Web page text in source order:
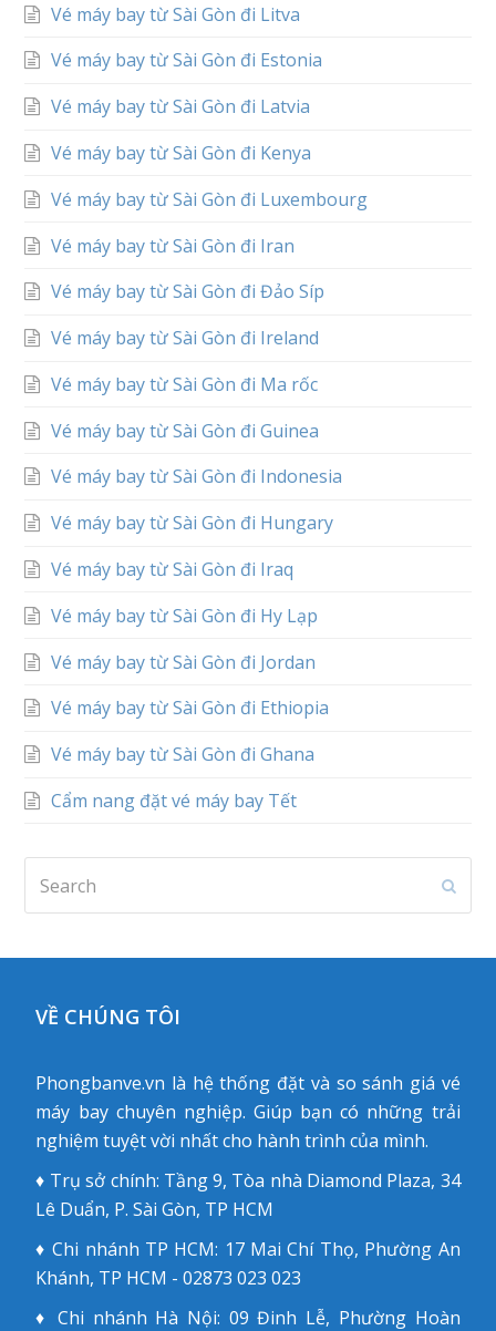
Vé máy bay từ Sài Gòn đi Litva
Vé máy bay từ Sài Gòn đi Estonia
Vé máy bay từ Sài Gòn đi Latvia
Vé máy bay từ Sài Gòn đi Kenya
Vé máy bay từ Sài Gòn đi Luxembourg
Vé máy bay từ Sài Gòn đi Iran
Vé máy bay từ Sài Gòn đi Đảo Síp
Vé máy bay từ Sài Gòn đi Ireland
Vé máy bay từ Sài Gòn đi Ma rốc
Vé máy bay từ Sài Gòn đi Guinea
Vé máy bay từ Sài Gòn đi Indonesia
Vé máy bay từ Sài Gòn đi Hungary
Vé máy bay từ Sài Gòn đi Iraq
Vé máy bay từ Sài Gòn đi Hy Lạp
Vé máy bay từ Sài Gòn đi Jordan
Vé máy bay từ Sài Gòn đi Ethiopia
Vé máy bay từ Sài Gòn đi Ghana
Cẩm nang đặt vé máy bay Tết
VỀ CHÚNG TÔI
Phongbanve.vn là hệ thống đặt và so sánh giá vé
máy bay chuyên nghiệp. Giúp bạn có những trải
nghiệm tuyệt vời nhất cho hành trình của mình.
♦ Trụ sở chính: Tầng 9, Tòa nhà Diamond Plaza, 34
Lê Duẩn, P. Sài Gòn, TP HCM
♦ Chi nhánh TP HCM: 17 Mai Chí Thọ, Phường An
Khánh, TP HCM - 02873 023 023
♦ Chi nhánh Hà Nội: 09 Đinh Lễ, Phường Hoàn